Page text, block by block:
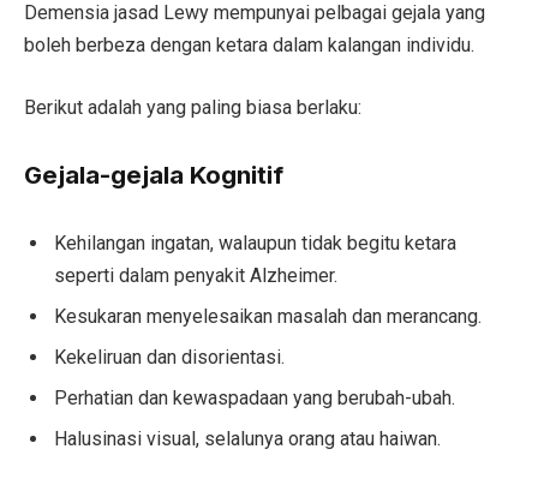
Demensia jasad Lewy mempunyai pelbagai gejala yang
boleh berbeza dengan ketara dalam kalangan individu.
Berikut adalah yang paling biasa berlaku:
Gejala-gejala Kognitif
Kehilangan ingatan, walaupun tidak begitu ketara
seperti dalam penyakit Alzheimer.
Kesukaran menyelesaikan masalah dan merancang.
Kekeliruan dan disorientasi.
Perhatian dan kewaspadaan yang berubah-ubah.
Halusinasi visual, selalunya orang atau haiwan.